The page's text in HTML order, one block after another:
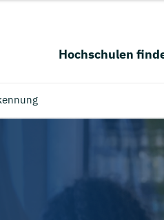
Hochschulen